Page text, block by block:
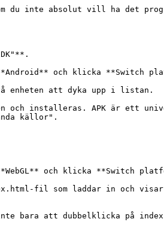
inte absolut vill ha det
och klicka **Switch
enheten att dyka upp i listan.
installeras. APK är ett
källor".
och klicka **Switch
fil som laddar in och
bara att dubbelklicka på